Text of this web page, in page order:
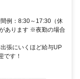
例：8:30～17:30（休
あります ※夜勤の場合
いくほど給与UP
です！